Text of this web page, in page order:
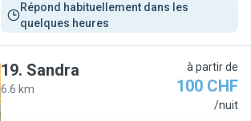
Répond habituellement dans les
quelques heures
19. Sandra
6.6 km
à partir de
100 CHF
/nuit